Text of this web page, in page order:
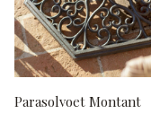
Parasolvoet Montant